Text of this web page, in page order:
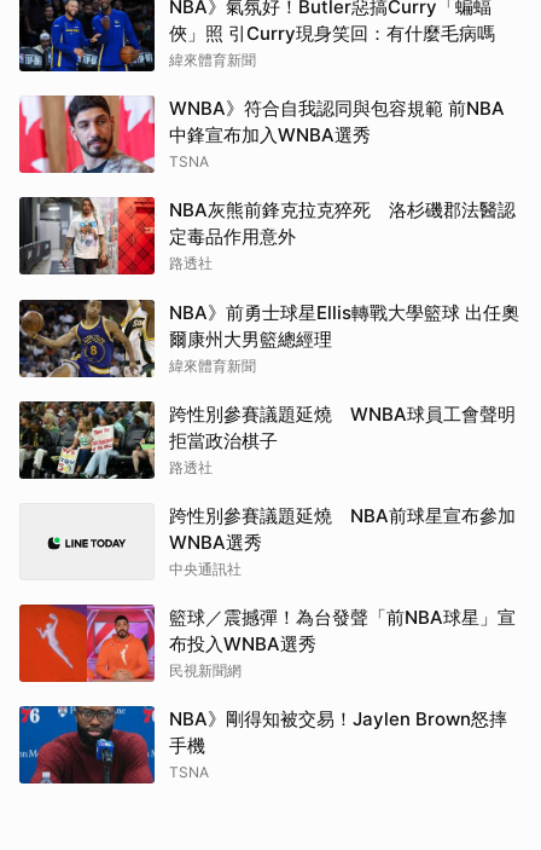
NBA》氣氛好！Butler惡搞Curry「蝙蝠
俠」照 引Curry現身笑回：有什麼毛病嗎
緯來體育新聞
WNBA》符合自我認同與包容規範 前NBA
中鋒宣布加入WNBA選秀
TSNA
NBA灰熊前鋒克拉克猝死 洛杉磯郡法醫認
定毒品作用意外
路透社
NBA》前勇士球星Ellis轉戰大學籃球 出任奧
爾康州大男籃總經理
緯來體育新聞
跨性別參賽議題延燒 WNBA球員工會聲明
拒當政治棋子
路透社
跨性別參賽議題延燒 NBA前球星宣布參加
WNBA選秀
中央通訊社
籃球／震撼彈！為台發聲「前NBA球星」宣
布投入WNBA選秀
民視新聞網
NBA》剛得知被交易！Jaylen Brown怒摔
手機
TSNA